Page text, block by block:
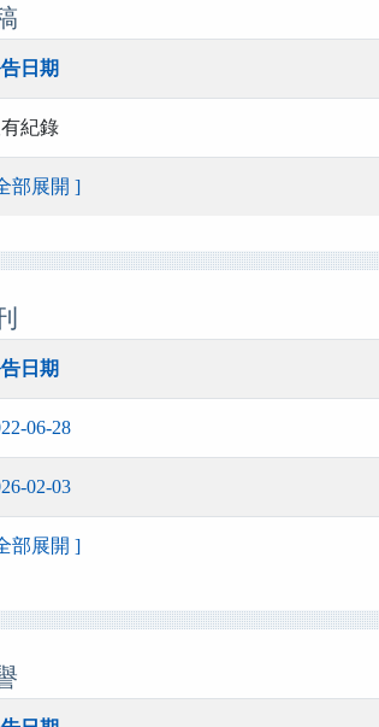
日期
紀錄
部展開 ]
日期
06-28
02-03
部展開 ]